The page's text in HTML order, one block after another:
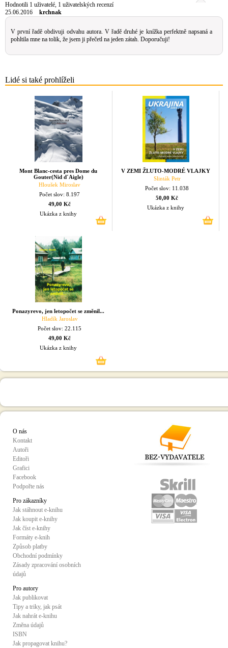
Hodnotili 1 uživatelé, 1 uživatelských recenzí
25.06.2016
krchnak
V první řadě obdivuji odvahu autora. V řadě druhé je knížka perfektně napsaná a
pohltila mne na tolik, že jsem ji přečetl na jeden zátah. Doporučuji!
Lidé si také prohlíželi
Mont Blanc-cesta pres Dome du
Gouter(Nid d´Aigle)
Hloušek Miroslav
Počet slov: 8.197
49,00 Kč
Ukázka z knihy
V ZEMI ŽLUTO-MODRÉ VLAJKY
Slinták Petr
Počet slov: 11.038
50,00 Kč
Ukázka z knihy
Ponazyrevo, jen letopočet se změnil...
Hladík Jaroslav
Počet slov: 22.115
49,00 Kč
Ukázka z knihy
O nás
Kontakt
Autoři
Editoři
Grafici
Facebook
Podpořte nás
Pro zákazníky
Jak stáhnout e-knihu
Jak koupit e-knihy
Jak číst e-knihy
Formáty e-knih
Způsob platby
Obchodní podmínky
Zásady zpracování osobních
údajů
Pro autory
Jak publikovat
Tipy a triky, jak psát
Jak nahrát e-knihu
Změna údajů
ISBN
Jak propagovat knihu?